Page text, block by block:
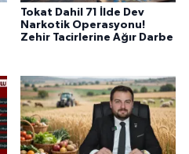
Tokat Dahil 71 İlde Dev
Narkotik Operasyonu!
Zehir Tacirlerine Ağır Darbe